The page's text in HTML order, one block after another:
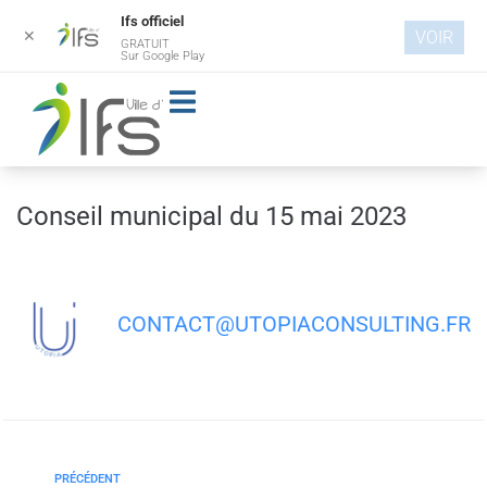
principal
Conseil municipal du 15 mai 2023
CONTACT@UTOPIACONSULTING.FR
PRÉCÉDENT
✕
Ifs officiel
GRATUIT
Sur Google Play
VOIR